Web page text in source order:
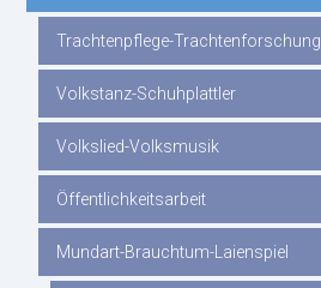
Trachtenpflege-Trachtenforschung
Volkstanz-Schuhplattler
Volkslied-Volksmusik
Öffentlichkeitsarbeit
Mundart-Brauchtum-Laienspiel